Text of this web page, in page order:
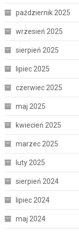
październik 2025
wrzesień 2025
sierpień 2025
lipiec 2025
czerwiec 2025
maj 2025
kwiecień 2025
marzec 2025
luty 2025
sierpień 2024
lipiec 2024
maj 2024